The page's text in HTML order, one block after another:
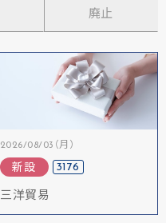
廃止
2026/08/03（月）
新設 3176
三洋貿易